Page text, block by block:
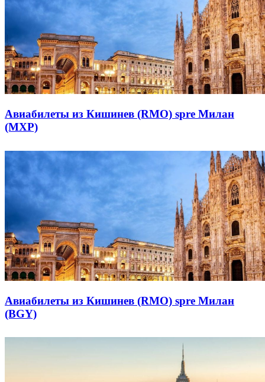
Авиабилеты из Кишинев (RMO) spre Милан
(MXP)
Авиабилеты из Кишинев (RMO) spre Милан
(BGY)